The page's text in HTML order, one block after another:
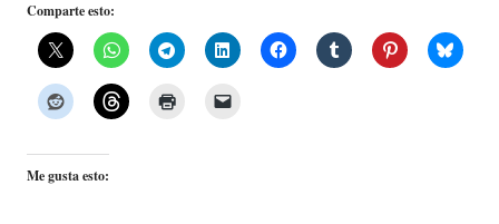
Comparte esto:
Me gusta esto: